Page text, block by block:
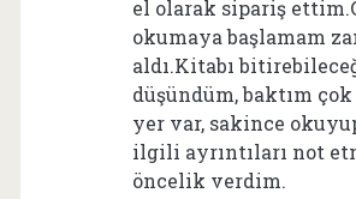
el olarak sipariş
okumaya başlamam
aldı.Kitabı
düşündüm, baktım
yer var, sakince
ilgili ayrıntıları not
öncelik verdim.